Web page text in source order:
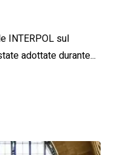
INTERPOL sul
adottate durante...